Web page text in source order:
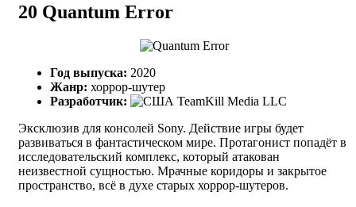
20 Quantum Error
Год выпуска: 2020
Жанр: хоррор-шутер
Разработчик:
TeamKill Media LLC
Эксклюзив для консолей Sony. Действие игры будет
развиваться в фантастическом мире. Протагонист попадёт в
исследовательский комплекс, который атакован
неизвестной сущностью. Мрачные коридоры и закрытое
пространство, всё в духе старых хоррор-шутеров.